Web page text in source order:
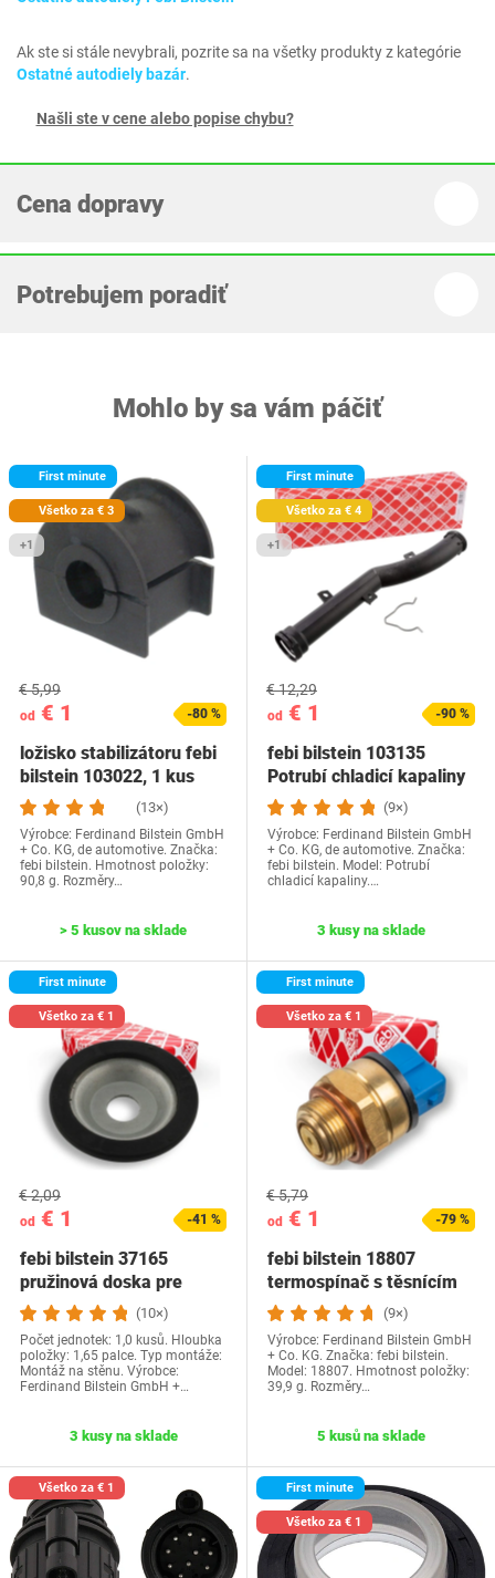
Ak ste si stále nevybrali, pozrite sa na všetky produkty z kategórie
Ostatné autodiely bazár.
Našli ste v cene alebo popise chybu?
Cena dopravy
Potrebujem poradiť
Mohlo by sa vám páčiť
First minute
Všetko za € 3
+1
od € 1
€ 5,99
-80 %
ložisko stabilizátoru febi
bilstein 103022, 1 kus
(13×)
Výrobce: Ferdinand Bilstein GmbH
+ Co. KG, de automotive. Značka:
febi bilstein. Hmotnost položky:
90,8 g. Rozměry…
> 5 kusov na sklade
First minute
Všetko za € 4
+1
od € 1
€ 12,29
-90 %
febi bilstein 103135
Potrubí chladicí kapaliny
se svěrkou a… (9×)
Výrobce: Ferdinand Bilstein GmbH
+ Co. KG, de automotive. Značka:
febi bilstein. Model: Potrubí
chladicí kapaliny.…
3 kusy na sklade
First minute
Všetko za € 1
od € 1
€ 2,09
-41 %
febi bilstein 37165
pružinová doska pre
ložisko podpery…
(10×)
Počet jednotek: 1,0 kusů. Hloubka
položky: 1,65 palce. Typ montáže:
Montáž na stěnu. Výrobce:
Ferdinand Bilstein GmbH +…
3 kusy na sklade
First minute
Všetko za € 1
od € 1
€ 5,79
-79 %
febi bilstein 18807
termospínač s těsnícím
kroužkem, 1 kus(9×)
Výrobce: Ferdinand Bilstein GmbH
+ Co. KG. Značka: febi bilstein.
Model: 18807. Hmotnost položky:
39,9 g. Rozměry…
5 kusů na sklade
Všetko za € 1 First minute
Všetko za € 1